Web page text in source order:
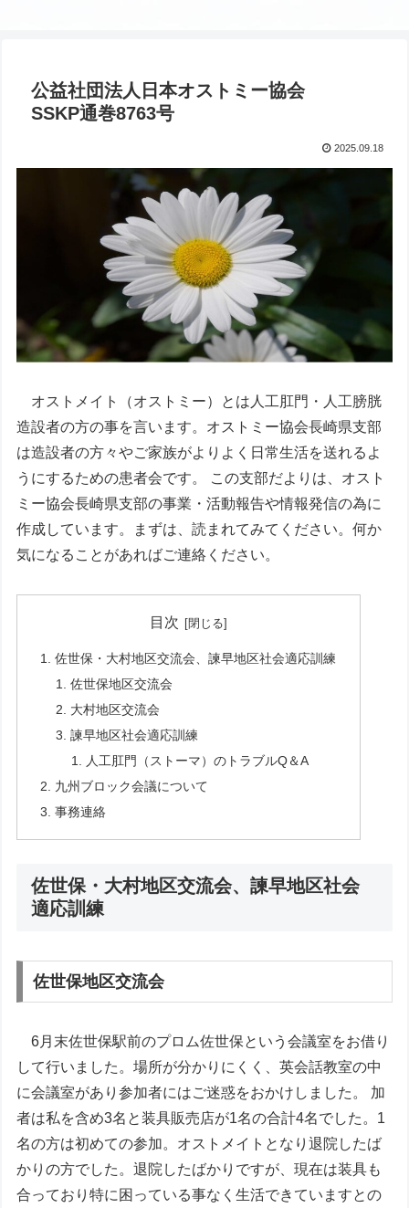
公益社団法人日本オストミー協会
SSKP通巻8763号
2025.09.18
オストメイト（オストミー）とは人工肛門・人工膀胱
造設者の方の事を言います。オストミー協会長崎県支部
は造設者の方々やご家族がよりよく日常生活を送れるよ
うにするための患者会です。 この支部だよりは、オスト
ミー協会長崎県支部の事業・活動報告や情報発信の為に
作成しています。まずは、読まれてみてください。何か
気になることがあればご連絡ください。
目次
佐世保・大村地区交流会、諫早地区社会適応訓練
佐世保地区交流会
大村地区交流会
諫早地区社会適応訓練
人工肛門（ストーマ）のトラブルQ＆A
九州ブロック会議について
事務連絡
佐世保・大村地区交流会、諫早地区社会
適応訓練
佐世保地区交流会
6月末佐世保駅前のプロム佐世保という会議室をお借り
して行いました。場所が分かりにくく、英会話教室の中
に会議室があり参加者にはご迷惑をおかけしました。 加
者は私を含め3名と装具販売店が1名の合計4名でした。1
名の方は初めての参加。オストメイトとなり退院したば
かりの方でした。退院したばかりですが、現在は装具も
合っており特に困っている事なく生活できていますとの